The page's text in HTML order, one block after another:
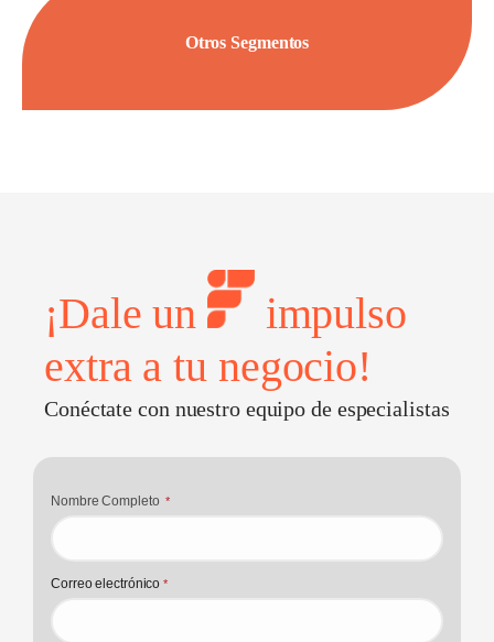
Otros Segmentos
¡Dale un
impulso
extra a tu negocio!
Conéctate con nuestro equipo de especialistas
Nombre Completo*
Correo electrónico*